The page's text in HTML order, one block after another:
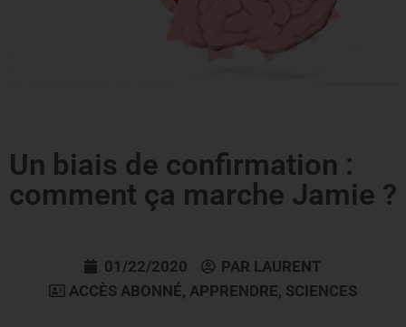
Un biais de confirmation :
comment ça marche Jamie ?
01/22/2020 PAR LAURENT
ACCÈS ABONNÉ, APPRENDRE, SCIENCES